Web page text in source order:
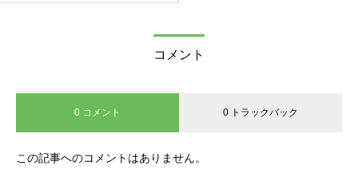
コメント
0 コメント 0 トラックバック
この記事へのコメントはありません。